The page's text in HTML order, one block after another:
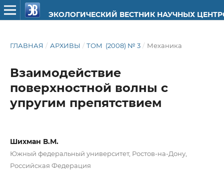
ЭКОЛОГИЧЕСКИЙ ВЕСТНИК НАУЧНЫХ
ГЛАВНАЯ / АРХИВЫ / ТОМ (2008) № 3 / Механика
Взаимодействие
поверхностной волны с
упругим препятствием
Шихман В.М.
Южный федеральный университет, Ростов-на-Дону,
Российская Федерация